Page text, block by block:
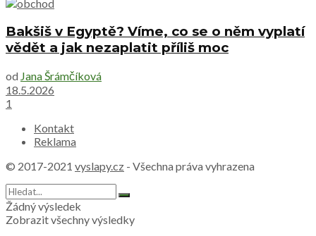
Bakšiš v Egyptě? Víme, co se o něm vyplatí
vědět a jak nezaplatit příliš moc
od Jana Šrámčíková
18.5.2026
1
Kontakt
Reklama
© 2017-2021 vyslapy.cz - Všechna práva vyhrazena
Žádný výsledek
Zobrazit všechny výsledky